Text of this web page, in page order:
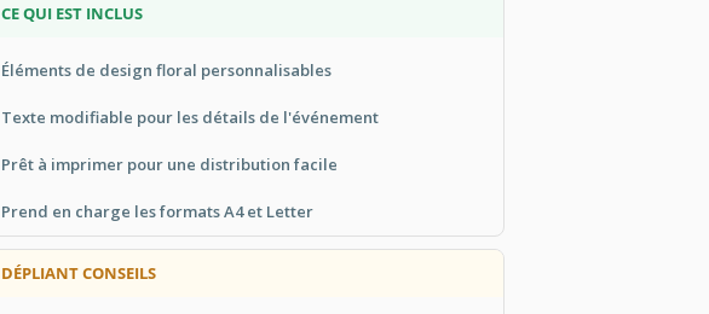
CE QUI EST INCLUS
Éléments de design floral personnalisables
Texte modifiable pour les détails de l'événement
Prêt à imprimer pour une distribution facile
Prend en charge les formats A4 et Letter
DÉPLIANT CONSEILS